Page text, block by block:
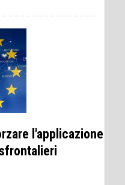
l'applicazione